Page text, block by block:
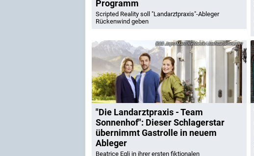
Programm
Scripted Reality soll "Landarztpraxis"-Ableger
Rückenwind geben
Joyn/Marc Rehbeck/Joshua Schneider
"Die Landarztpraxis - Team
Sonnenhof": Dieser Schlagerstar
übernimmt Gastrolle in neuem
Ableger
Beatrice Egli in ihrer ersten fiktionalen